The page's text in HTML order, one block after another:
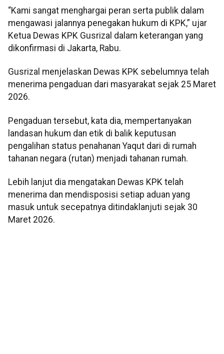
“Kami sangat menghargai peran serta publik dalam
mengawasi jalannya penegakan hukum di KPK,” ujar
Ketua Dewas KPK Gusrizal dalam keterangan yang
dikonfirmasi di Jakarta, Rabu.
Gusrizal menjelaskan Dewas KPK sebelumnya telah
menerima pengaduan dari masyarakat sejak 25 Maret
2026.
Pengaduan tersebut, kata dia, mempertanyakan
landasan hukum dan etik di balik keputusan
pengalihan status penahanan Yaqut dari di rumah
tahanan negara (rutan) menjadi tahanan rumah.
Lebih lanjut dia mengatakan Dewas KPK telah
menerima dan mendisposisi setiap aduan yang
masuk untuk secepatnya ditindaklanjuti sejak 30
Maret 2026.